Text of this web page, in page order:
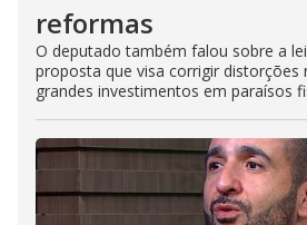
reformas
O deputado também falou sobre a
proposta que visa corrigir distorções
grandes investimentos em paraísos